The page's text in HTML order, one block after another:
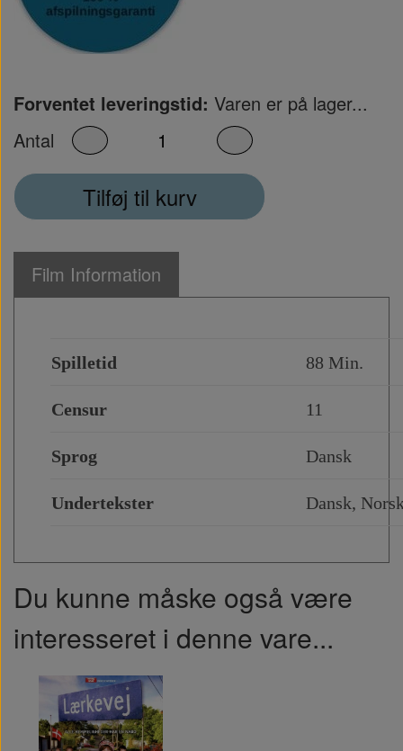
Forventet leveringstid: Varen er på lager...
Antal
Tilføj til kurv
Film Information
Spilletid 88 Min.
Censur 11
Sprog Dansk
Undertekster Dansk,
Du kunne måske også være
interesseret i denne vare...